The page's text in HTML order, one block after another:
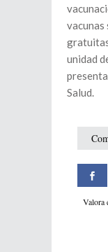
vacunas
unidad
Salud.
Valora